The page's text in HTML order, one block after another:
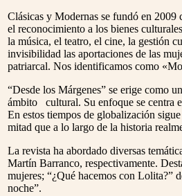
Clásicas y Modernas se fundó en 2009
el reconocimiento a los bienes
la música, el teatro, el cine, la gestión
invisibilidad las aportaciones de las
patriarcal. Nos identificamos como
“Desde los Márgenes” se erige como
ámbito cultural. Su enfoque se centra
En estos tiempos de globalización
mitad que a lo largo de la historia
La revista ha abordado diversas
Martín Barranco, respectivamente.
mujeres; “¿Qué hacemos con Lolita?”
noche”.